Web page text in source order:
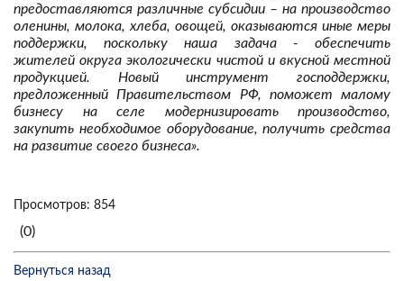
предоставляются различные субсидии – на производство
оленины, молока, хлеба, овощей, оказываются иные меры
поддержки, поскольку наша задача - обеспечить
жителей округа экологически чистой и вкусной местной
продукцией. Новый инструмент господдержки,
предложенный Правительством РФ, поможет малому
бизнесу на селе модернизировать производство,
закупить необходимое оборудование, получить средства
на развитие своего бизнеса».
Просмотров: 854
(0)
Вернуться назад